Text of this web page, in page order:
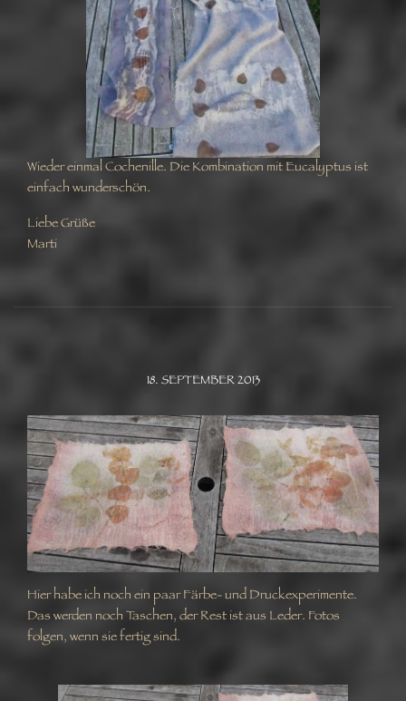
Wieder einmal Cochenille. Die Kombination mit Eucalyptus ist
einfach wunderschön.
Liebe Grüße
Marti
18. SEPTEMBER 2013
Hier habe ich noch ein paar Färbe- und Druckexperimente.
Das werden noch Taschen, der Rest ist aus Leder. Fotos
folgen, wenn sie fertig sind.